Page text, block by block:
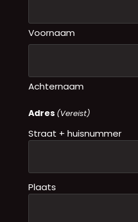
Voornaam
Achternaam
Adres (Vereist)
Straat + huisnummer
Plaats